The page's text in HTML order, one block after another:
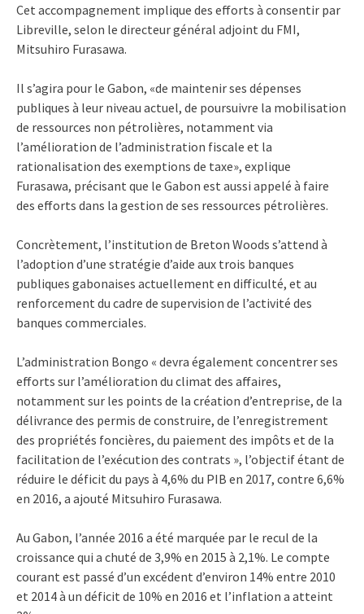
Cet accompagnement implique des efforts à consentir par
Libreville, selon le directeur général adjoint du FMI,
Mitsuhiro Furasawa.
Il s’agira pour le Gabon, «de maintenir ses dépenses
publiques à leur niveau actuel, de poursuivre la mobilisation
de ressources non pétrolières, notamment via
l’amélioration de l’administration fiscale et la
rationalisation des exemptions de taxe», explique
Furasawa, précisant que le Gabon est aussi appelé à faire
des efforts dans la gestion de ses ressources pétrolières.
Concrètement, l’institution de Breton Woods s’attend à
l’adoption d’une stratégie d’aide aux trois banques
publiques gabonaises actuellement en difficulté, et au
renforcement du cadre de supervision de l’activité des
banques commerciales.
L’administration Bongo « devra également concentrer ses
efforts sur l’amélioration du climat des affaires,
notamment sur les points de la création d’entreprise, de la
délivrance des permis de construire, de l’enregistrement
des propriétés foncières, du paiement des impôts et de la
facilitation de l’exécution des contrats », l’objectif étant de
réduire le déficit du pays à 4,6% du PIB en 2017, contre 6,6%
en 2016, a ajouté Mitsuhiro Furasawa.
Au Gabon, l’année 2016 a été marquée par le recul de la
croissance qui a chuté de 3,9% en 2015 à 2,1%. Le compte
courant est passé d’un excédent d’environ 14% entre 2010
et 2014 à un déficit de 10% en 2016 et l’inflation a atteint